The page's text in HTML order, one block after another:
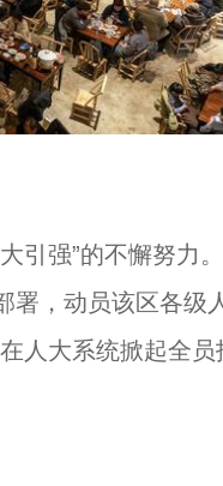
强”的不懈努力。
署，动员该区各级
人大系统掀起全